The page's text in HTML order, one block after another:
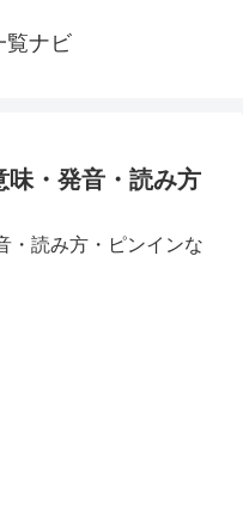
覧ナビ
・発音・読み方
・読み方・ピンインな